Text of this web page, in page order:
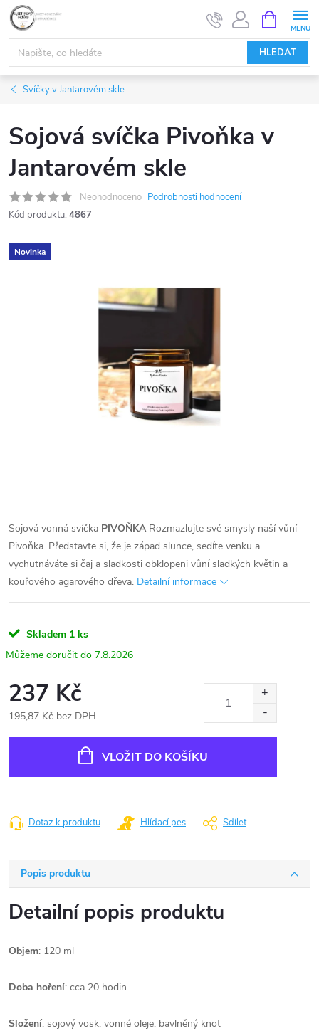
Přejít
obsah
HLEDAT
NÁKUPNÍ
KOŠÍK
Svíčky v Jantarovém skle
Sojová svíčka Pivoňka v
Jantarovém skle
Neohodnoceno Podrobnosti hodnocení
Kód produktu: 4867
Novinka
Sojová vonná svíčka PIVOŇKA Rozmazlujte své smysly naší vůní
Pivoňka. Představte si, že je západ slunce, sedíte venku a
vychutnáváte si čaj a sladkosti obklopeni vůní sladkých květin a
kouřového agarového dřeva. Detailní informace
Skladem 1 ks
7.8.2026
237 Kč
195,87 Kč bez DPH
VLOŽIT DO KOŠÍKU
Dotaz k produktu Hlídací pes Sdílet
Popis produktu
Detailní popis produktu
Objem: 120 ml
Doba hoření: cca 20 hodin
Složení: sojový vosk, vonné oleje, bavlněný knot